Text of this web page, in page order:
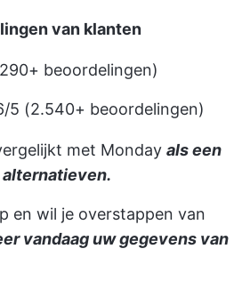
van klanten
beoordelingen)
5 (2.540+ beoordelingen)
met Monday als een
alternatieven.
en wil je overstappen van
vandaag uw gegevens van